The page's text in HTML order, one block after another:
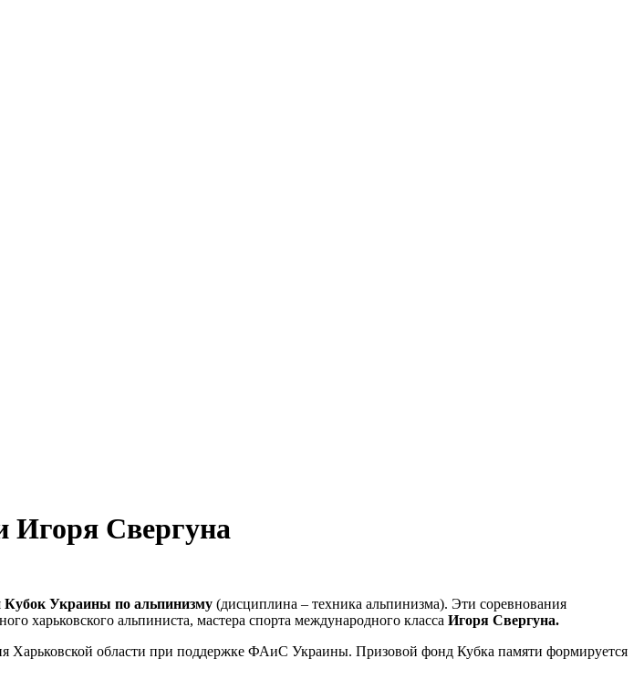
Игоря Свергуна
Кубок Украины по альпинизму (дисциплина – техника альпинизма). Эти соревнования
харьковского альпиниста, мастера спорта международного класса Игоря Свергуна.
Харьковской области при поддержке ФАиС Украины. Призовой фонд Кубка памяти формируется